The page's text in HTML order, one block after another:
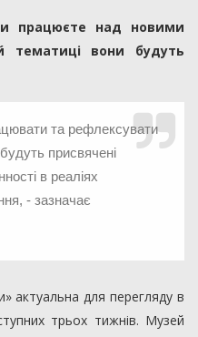
працюєте над новими
вони будуть
та рефлексувати
присвячені
в реаліях
- зазначає
актуальна для перегляду в
трьох тижнів. Музей